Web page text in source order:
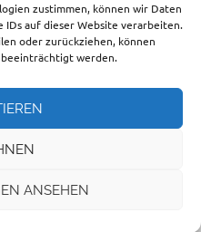
zustimmen, können wir Daten
auf dieser Website verarbeiten.
oder zurückziehen, können
werden.
ANSEHEN